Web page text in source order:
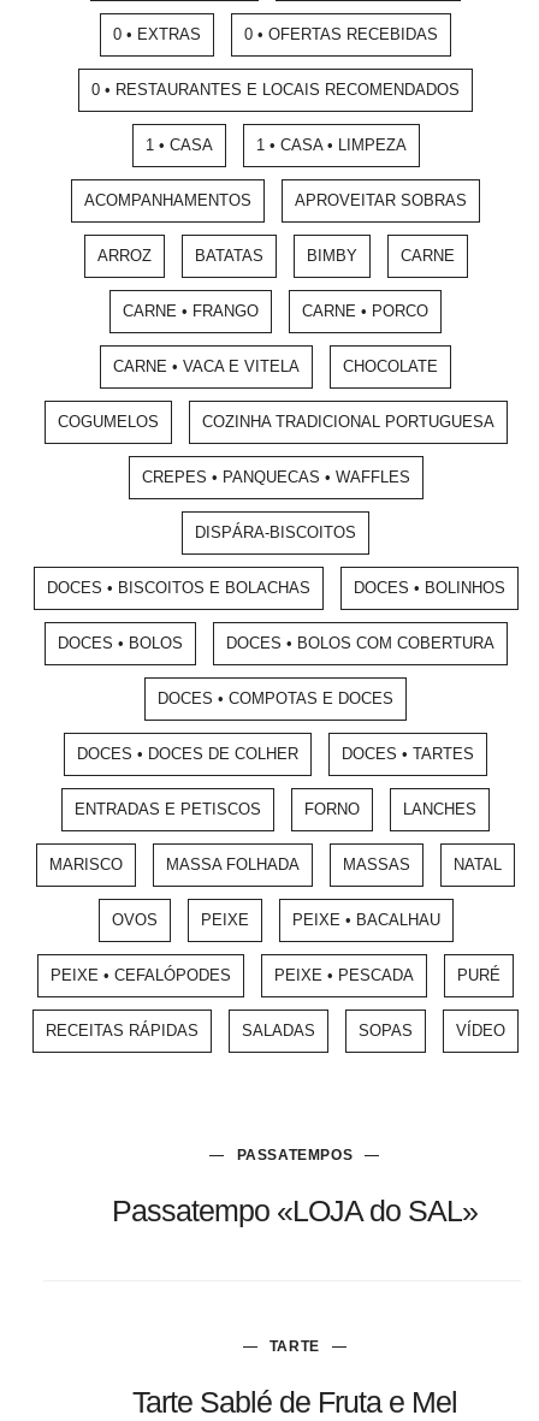
0 • EXTRAS 0 • OFERTAS RECEBIDAS
0 • RESTAURANTES E LOCAIS RECOMENDADOS
1 • CASA 1 • CASA • LIMPEZA
ACOMPANHAMENTOS APROVEITAR SOBRAS
ARROZ BATATAS BIMBY CARNE
CARNE • FRANGO CARNE • PORCO
CARNE • VACA E VITELA CHOCOLATE
COGUMELOS COZINHA TRADICIONAL PORTUGUESA
CREPES • PANQUECAS • WAFFLES
DISPÁRA-BISCOITOS
DOCES • BISCOITOS E BOLACHAS DOCES • BOLINHOS
DOCES • BOLOS DOCES • BOLOS COM COBERTURA
DOCES • COMPOTAS E DOCES
DOCES • DOCES DE COLHER DOCES • TARTES
ENTRADAS E PETISCOS FORNO LANCHES
MARISCO MASSA FOLHADA MASSAS NATAL
OVOS PEIXE PEIXE • BACALHAU
PEIXE • CEFALÓPODES PEIXE • PESCADA PURÉ
RECEITAS RÁPIDAS SALADAS SOPAS VÍDEO
PASSATEMPOS
Passatempo «LOJA do SAL»
TARTE
Tarte Sablé de Fruta e Mel